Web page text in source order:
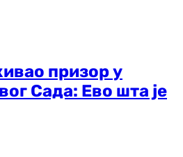
призор у
Сада: Ево шта је